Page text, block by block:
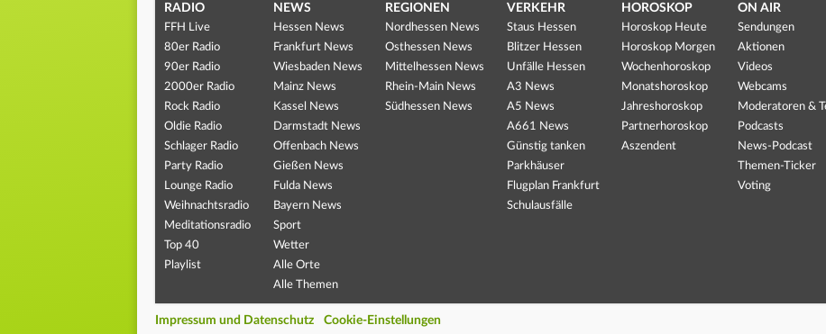
RADIO
FFH Live
80er Radio
90er Radio
2000er Radio
Rock Radio
Oldie Radio
Schlager Radio
Party Radio
Lounge Radio
Weihnachtsradio
Meditationsradio
Top 40
Playlist
NEWS
Hessen News
Frankfurt News
Wiesbaden News
Mainz News
Kassel News
Darmstadt News
Offenbach News
Gießen News
Fulda News
Bayern News
Sport
Wetter
Alle Orte
Alle Themen
REGIONEN
Nordhessen News
Osthessen News
Mittelhessen News
Rhein-Main News
Südhessen News
VERKEHR
Staus Hessen
Blitzer Hessen
Unfälle Hessen
A3 News
A5 News
A661 News
Günstig tanken
Parkhäuser
Flugplan Frankfurt
Schulausfälle
HOROSKOP
Horoskop Heute
Horoskop Morgen
Wochenhoroskop
Monatshoroskop
Jahreshoroskop
Partnerhoroskop
Aszendent
ON AIR
Sendungen
Aktionen
Videos
Webcams
Moderatoren &
Podcasts
News-Podcast
Themen-Ticker
Voting
Impressum und Datenschutz Cookie-Einstellungen